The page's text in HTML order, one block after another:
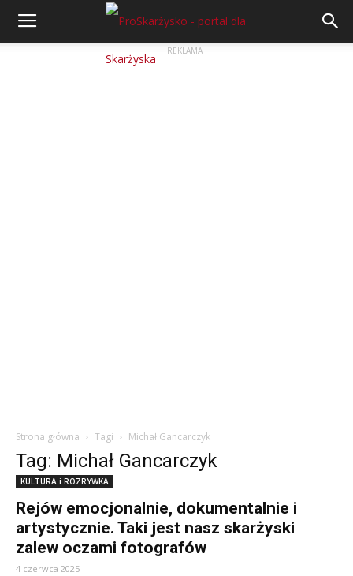
REKLAMA
Strona główna Tagi Michał Gancarczyk
Tag: Michał Gancarczyk
KULTURA i ROZRYWKA
Rejów emocjonalnie, dokumentalnie i
artystycznie. Taki jest nasz skarżyski
zalew oczami fotografów
4 czerwca 2025